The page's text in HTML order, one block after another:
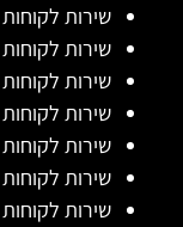
שירות
שירות
שירות לקוחות
שירות לקוחות
שירות
שירות
שירות לקוחות